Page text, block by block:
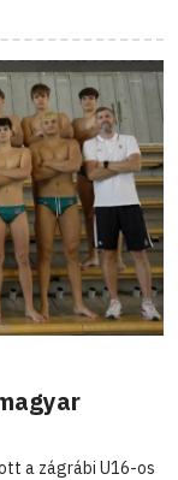
a zágrábi U16-os